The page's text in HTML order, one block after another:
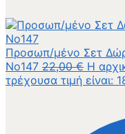
Προσωπ/μένο Σετ
Νο147 22,00€ Η
τρέχουσα τιμή είναι: